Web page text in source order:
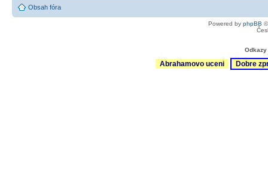
Obsah fóra
Powered by phpBB
Abrahamovo uceni Dobre